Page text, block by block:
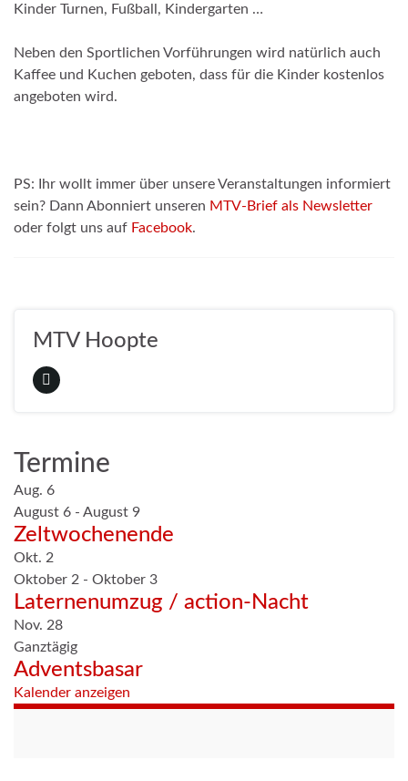
Kinder Turnen, Fußball, Kindergarten …
Neben den Sportlichen Vorführungen wird natürlich auch
Kaffee und Kuchen geboten, dass für die Kinder kostenlos
angeboten wird.
PS: Ihr wollt immer über unsere Veranstaltungen informiert
sein? Dann Abonniert unseren MTV-Brief als Newsletter
oder folgt uns auf Facebook.
MTV Hoopte
Termine
Aug. 6
August 6 - August 9
Zeltwochenende
Okt. 2
Oktober 2 - Oktober 3
Laternenumzug / action-Nacht
Nov. 28
Ganztägig
Adventsbasar
Kalender anzeigen